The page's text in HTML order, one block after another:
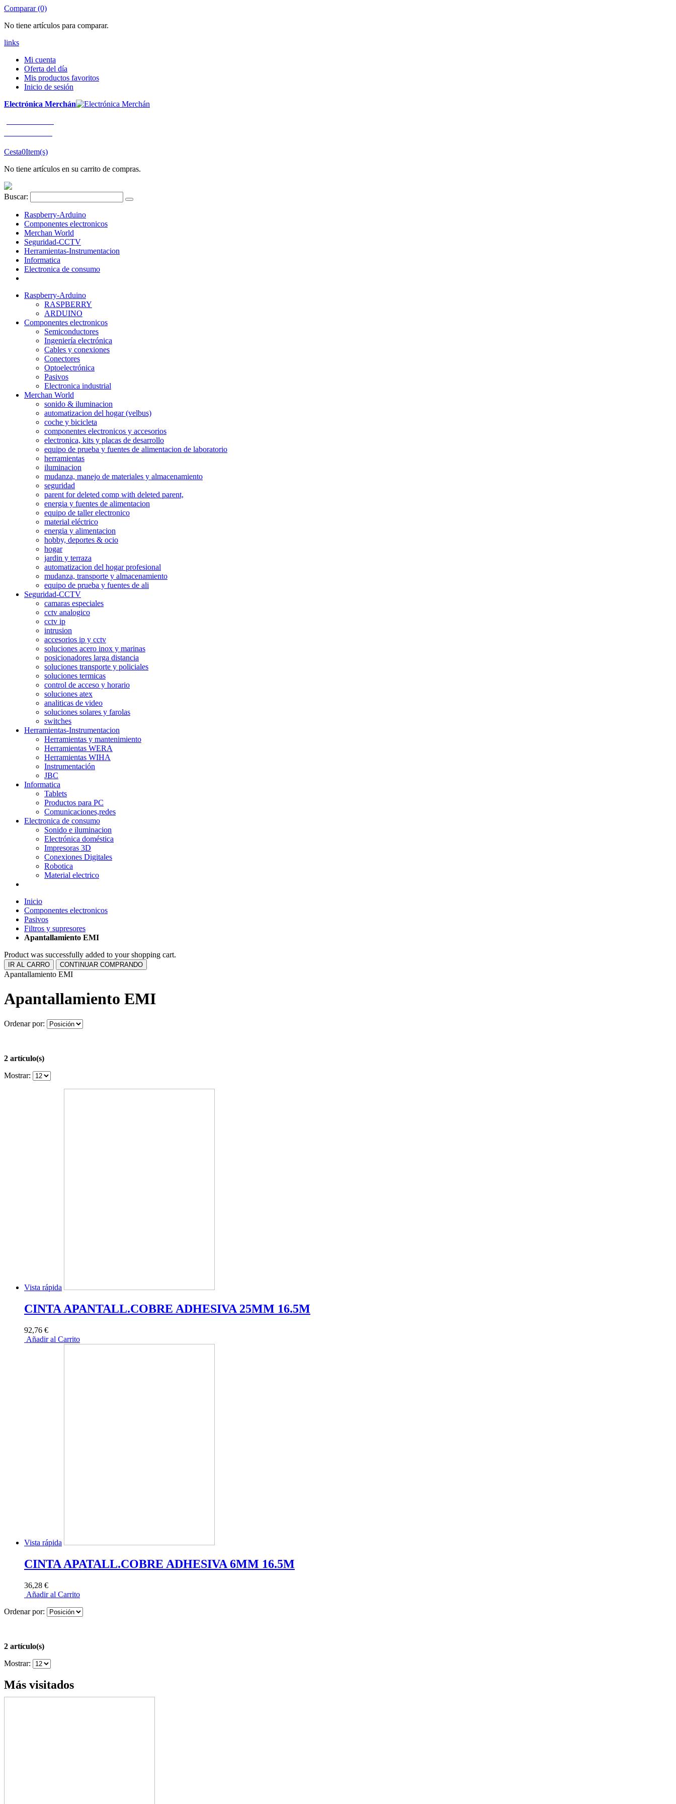
Comparar (0)
No tiene artículos para comparar.
links
Mi cuenta
Oferta del día
Mis productos favoritos
Inicio de sesión
Electrónica Merchán
Cesta0Item(s)
No tiene artículos en su carrito de compras.
Buscar:
Raspberry-Arduino
Componentes electronicos
Merchan World
Seguridad-CCTV
Herramientas-Instrumentacion
Informatica
Electronica de consumo
Raspberry-Arduino
RASPBERRY
ARDUINO
Componentes electronicos
Semiconductores
Ingeniería electrónica
Cables y conexiones
Conectores
Optoelectrónica
Pasivos
Electronica industrial
Merchan World
sonido & iluminacion
automatizacion del hogar (velbus)
coche y bicicleta
componentes electronicos y accesorios
electronica, kits y placas de desarrollo
equipo de prueba y fuentes de alimentacion de laboratorio
herramientas
iluminacion
mudanza, manejo de materiales y almacenamiento
seguridad
parent for deleted comp with deleted parent,
energia y fuentes de alimentacion
equipo de taller electronico
material eléctrico
energia y alimentacion
hobby, deportes & ocio
hogar
jardin y terraza
automatizacion del hogar profesional
mudanza, transporte y almacenamiento
equipo de prueba y fuentes de ali
Seguridad-CCTV
camaras especiales
cctv analogico
cctv ip
intrusion
accesorios ip y cctv
soluciones acero inox y marinas
posicionadores larga distancia
soluciones transporte y policiales
soluciones termicas
control de acceso y horario
soluciones atex
analiticas de video
soluciones solares y farolas
switches
Herramientas-Instrumentacion
Herramientas y mantenimiento
Herramientas WERA
Herramientas WIHA
Instrumentación
JBC
Informatica
Tablets
Productos para PC
Comunicaciones,redes
Electronica de consumo
Sonido e iluminacion
Electrónica doméstica
Impresoras 3D
Conexiones Digitales
Robotica
Material electrico
Inicio
Componentes electronicos
Pasivos
Filtros y supresores
Apantallamiento EMI
Product was successfully added to your shopping cart.
IR AL CARRO CONTINUAR COMPRANDO
Apantallamiento EMI
Apantallamiento EMI
Ordenar por:
2 artículo(s)
Mostrar:
Vista rápida
CINTA APANTALL.COBRE ADHESIVA 25MM 16.5M
92,76 €
Añadir al Carrito
Vista rápida
CINTA APATALL.COBRE ADHESIVA 6MM 16.5M
36,28 €
Añadir al Carrito
Ordenar por:
2 artículo(s)
Mostrar:
Más visitados